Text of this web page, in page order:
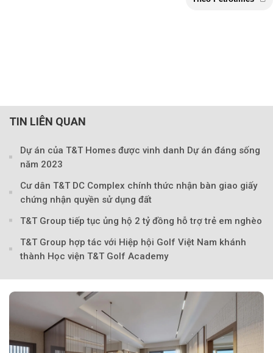
TIN LIÊN QUAN
Dự án của T&T Homes được vinh danh Dự án đáng sống
năm 2023
Cư dân T&T DC Complex chính thức nhận bàn giao giấy
chứng nhận quyền sử dụng đất
T&T Group tiếp tục ủng hộ 2 tỷ đồng hỗ trợ trẻ em nghèo
T&T Group hợp tác với Hiệp hội Golf Việt Nam khánh
thành Học viện T&T Golf Academy